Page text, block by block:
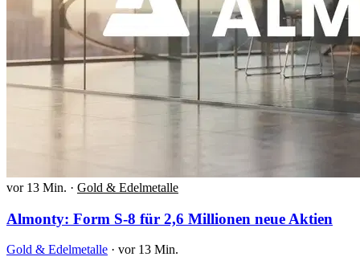
vor 13 Min. · Gold & Edelmetalle
Almonty: Form S-8 für 2,6 Millionen neue Aktien
Gold & Edelmetalle · vor 13 Min.